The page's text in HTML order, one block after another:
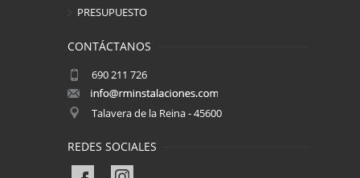
PRESUPUESTO
CONTÁCTANOS
690 211 726
Talavera de la Reina - 45600
REDES SOCIALES